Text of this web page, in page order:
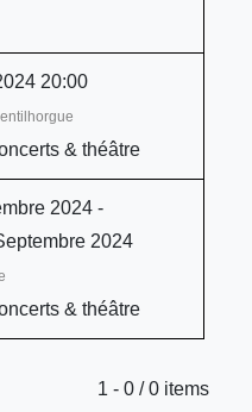
20:00
& théâtre
2024 -
2024
& théâtre
de la pagination
1 - 0 / 0 items